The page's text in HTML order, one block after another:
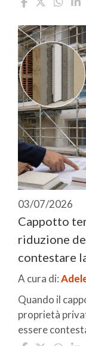
03/07/2026
Cappotto
riduzione
contestare
A cura di:
Quando il
proprietà
essere